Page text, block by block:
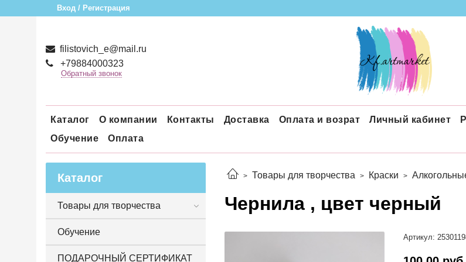
Вход / Регистрация
filistovich_e@mail.ru
+79884000323
Обратный звонок
Каталог О компании Контакты Доставка Оплата и возрат Личный кабинет
Обучение
Оплата
Товары для творчества Краски
Чернила , цвет черный
Артикул:
Каталог
Товары для творчества
Обучение
ПОДАРОЧНЫЙ СЕРТИФИКАТ